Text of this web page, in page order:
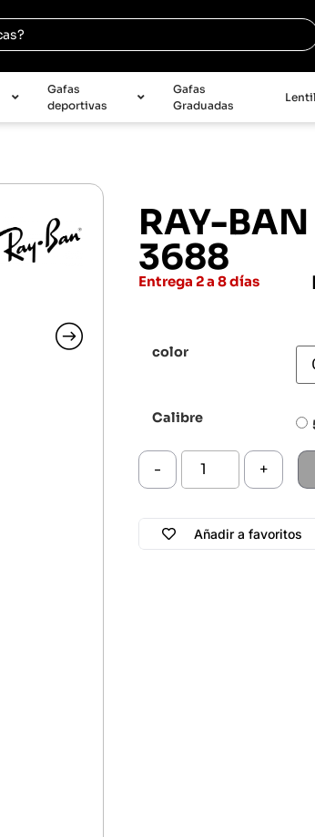
Gafas
deportivas
Gafas
Graduadas
RAY-BAN
3688
Entrega 2 a 8 días
color
Calibre
- +
Añadir a favoritos